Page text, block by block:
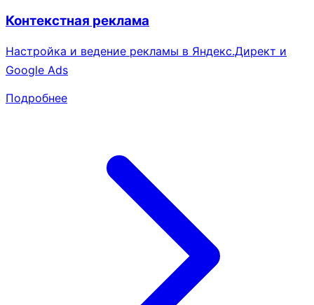
Контекстная реклама
Настройка и ведение рекламы в Яндекс.Директ и
Google Ads
Подробнее